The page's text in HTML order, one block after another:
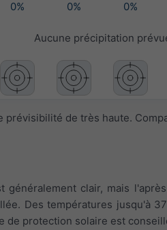
0% 0% 0%
Aucune précipitation
prévisibilité de très haute.
clair, mais
Des températures jusqu'à
de protection solaire est